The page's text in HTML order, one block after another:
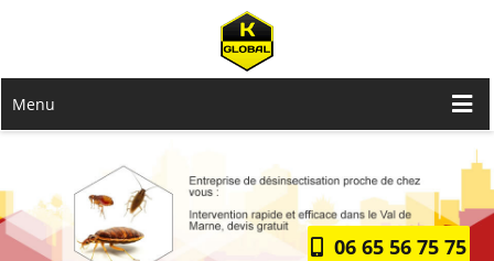
Menu
06 65 56 75 75